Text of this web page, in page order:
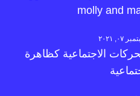
molly and
٠٧, ٢٠٢١
الاجتماعية كظاهرة